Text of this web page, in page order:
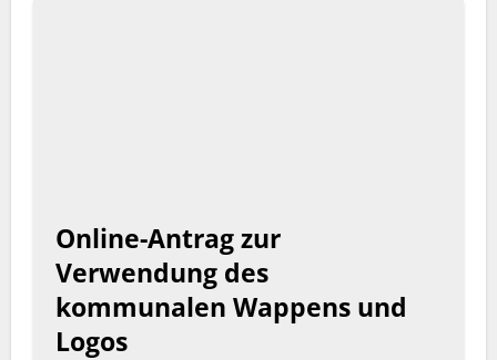
Online-Antrag zur
Verwendung des
kommunalen Wappens und
Logos